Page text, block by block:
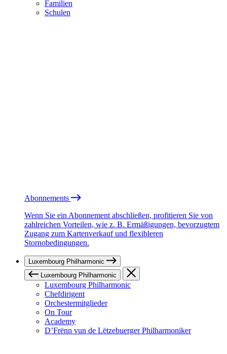
Familien
Schulen
Abonnements
Wenn Sie ein Abonnement abschließen, profitieren Sie von
zahlreichen Vorteilen, wie z. B. Ermäßigungen, bevorzugtem
Zugang zum Kartenverkauf und flexibleren
Stornobedingungen.
Luxembourg Philharmonic
Luxembourg Philharmonic
Luxembourg Philharmonic
Chefdirigent
Orchestermitglieder
On Tour
Academy
D’Frënn vun de Lëtzebuerger Philharmoniker